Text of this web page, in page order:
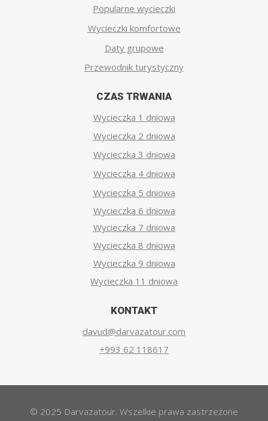
Popularne wycieczki
Wycieczki komfortowe
Daty grupowe
Przewodnik turystyczny
CZAS TRWANIA
Wycieczka 1 dniowa
Wycieczka 2 dniowa
Wycieczka 3 dniowa
Wycieczka 4 dniowa
Wycieczka 5 dniowa
Wycieczka 6 dniowa
Wycieczka 7 dniowa
Wycieczka 8 dniowa
Wycieczka 9 dniowa
Wycieczka 11 dniowa
KONTAKT
davud@darvazatour.com
+993 62 118617
© 2025 Darvazatour. Wszelkie prawa zastrzeżone